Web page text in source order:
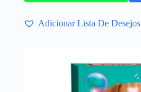
Adicionar Lista De Desejos